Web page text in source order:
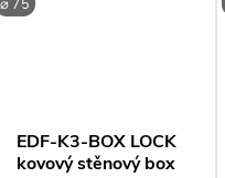
řezat), jednoduchý
⌀ 75
EDF-K3-BOX LOCK
kovový stěnový box